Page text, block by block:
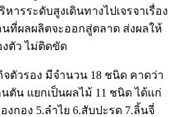
ารระดับสูงเดินทางไปเจรจาเรื่อง
ที่ผลผลิตจะออกสู่ตลาด ส่งผลให้
ตัว ไม่ติดขัด
จตัวรอง มีจำนวน 18 ชนิด คาดว่า
ตัน แยกเป็นผลไม้ 11 ชนิด ได้แก่
งกอง 5.ลำไย 6.สับปะรด 7.ลิ้นจี่